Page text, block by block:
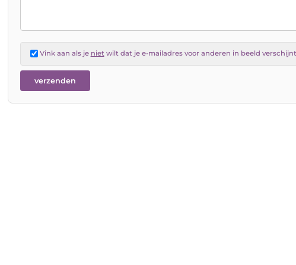
Vink aan als je nietwilt dat je e-mailadres voor anderen in beeld verschijnt